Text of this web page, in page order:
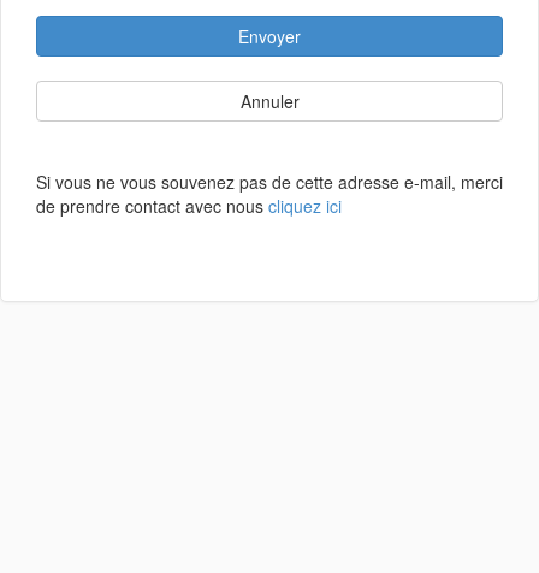
Envoyer
Annuler
Si vous ne vous souvenez pas de cette adresse e-mail, merci
de prendre contact avec nous cliquez ici